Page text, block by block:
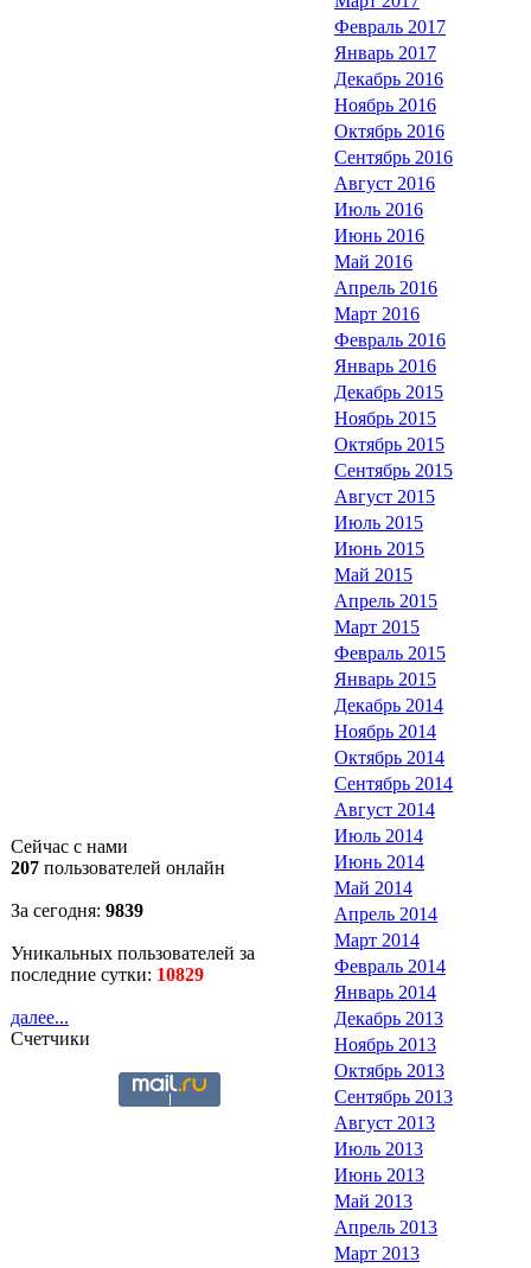
Сейчас с нами
207 пользователей онлайн
За сегодня: 9839
Уникальных пользователей за
последние сутки: 10829
далее...
Счетчики
Февраль 2017
Январь 2017
Декабрь 2016
Ноябрь 2016
Октябрь 2016
Сентябрь 2016
Август 2016
Июль 2016
Июнь 2016
Май 2016
Апрель 2016
Март 2016
Февраль 2016
Январь 2016
Декабрь 2015
Ноябрь 2015
Октябрь 2015
Сентябрь 2015
Август 2015
Июль 2015
Июнь 2015
Май 2015
Апрель 2015
Март 2015
Февраль 2015
Январь 2015
Декабрь 2014
Ноябрь 2014
Октябрь 2014
Сентябрь 2014
Август 2014
Июль 2014
Июнь 2014
Май 2014
Апрель 2014
Март 2014
Февраль 2014
Январь 2014
Декабрь 2013
Ноябрь 2013
Октябрь 2013
Сентябрь 2013
Август 2013
Июль 2013
Июнь 2013
Май 2013
Апрель 2013
Март 2013